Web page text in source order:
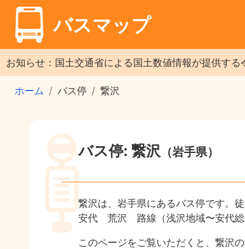
バスマップ
お知らせ：国土交通省による国土数値情報が提供す
ホーム バス停 繋沢
バス停: 繋沢 （岩手県）
繋沢は、岩手県にあるバス停です。
安代 荒沢 路線（浅沢地域〜安代総
このページをご覧いただくと、繋沢